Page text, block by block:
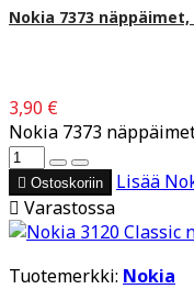
Nokia 7373 näppäimet,
3,90 €
Nokia 7373
 Ostoskoriin Lisää
 Varastossa
Tuotemerkki: Nokia